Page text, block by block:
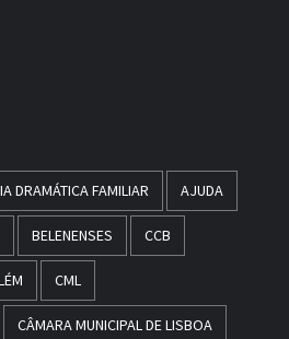
DRAMÁTICA FAMILIAR AJUDA
BELENENSES CCB
CML
CÂMARA MUNICIPAL DE LISBOA